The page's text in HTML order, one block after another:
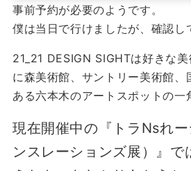
事前予約が必要のようです。
僕は当日で行けましたが、確認し
21_21 DESIGN SIGHTは好きな美
に森美術館、サントリー美術館、
ある六本木のアートスポットの一
現在開催中の『トラNsれ
ンスレーションズ展）』で